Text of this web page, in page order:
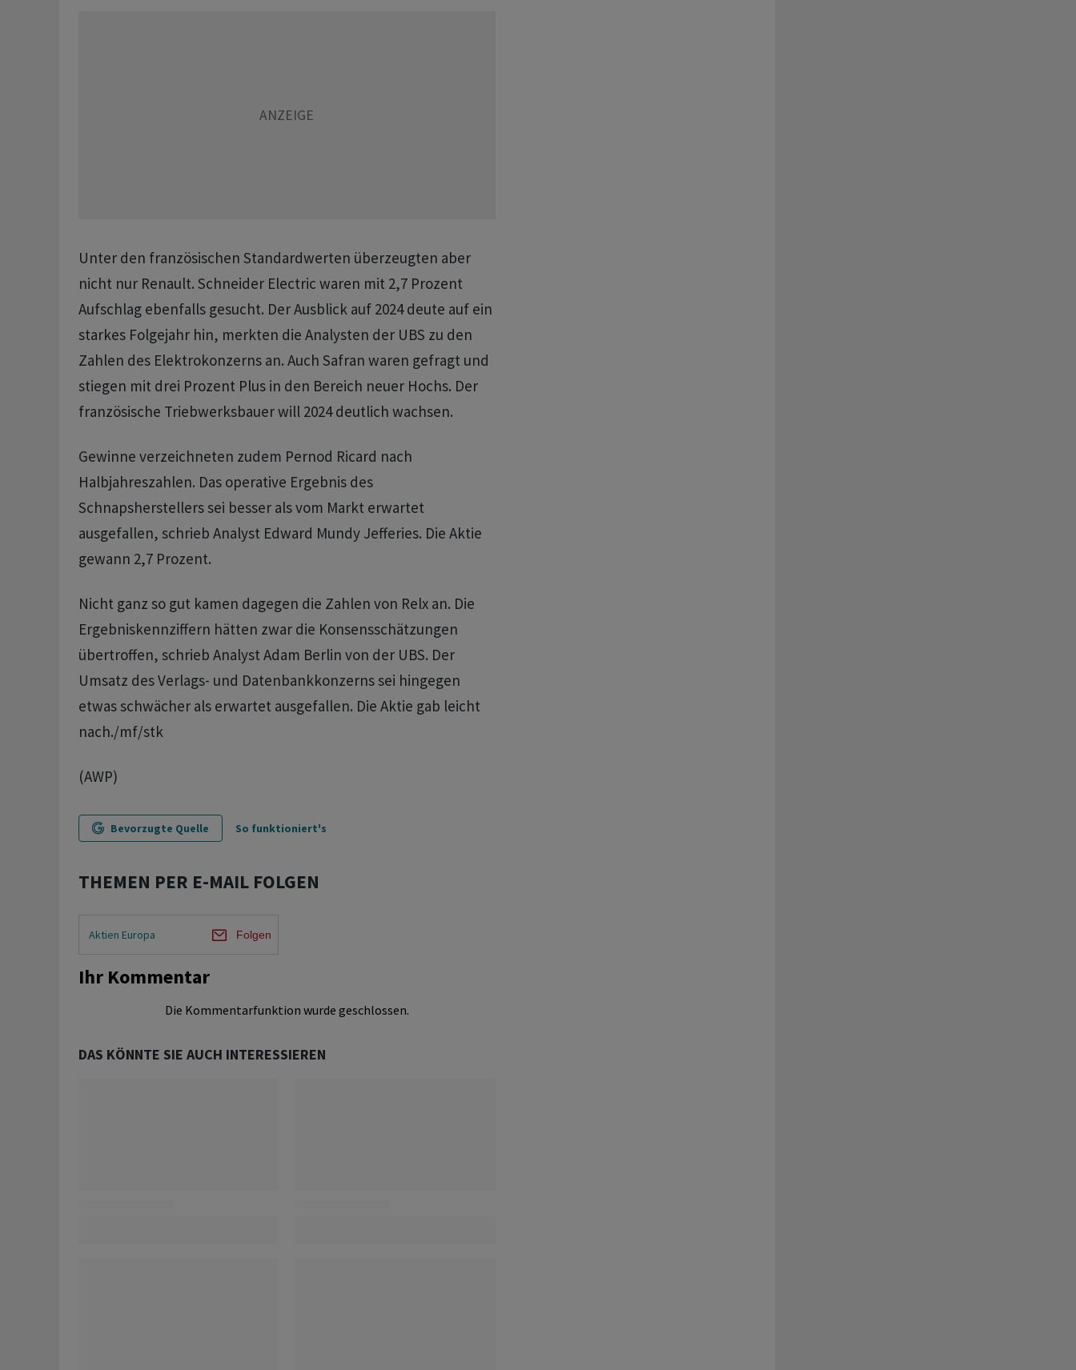
Unter den französischen Standardwerten überzeugten aber
nicht nur Renault. Schneider Electric waren mit 2,7 Prozent
Aufschlag ebenfalls gesucht. Der Ausblick auf 2024 deute auf ein
starkes Folgejahr hin, merkten die Analysten der UBS zu den
Zahlen des Elektrokonzerns an. Auch Safran waren gefragt und
stiegen mit drei Prozent Plus in den Bereich neuer Hochs. Der
französische Triebwerksbauer will 2024 deutlich wachsen.
Gewinne verzeichneten zudem Pernod Ricard nach
Halbjahreszahlen. Das operative Ergebnis des
Schnapsherstellers sei besser als vom Markt erwartet
ausgefallen, schrieb Analyst Edward Mundy Jefferies. Die Aktie
gewann 2,7 Prozent.
Nicht ganz so gut kamen dagegen die Zahlen von Relx an. Die
Ergebniskennziffern hätten zwar die Konsensschätzungen
übertroffen, schrieb Analyst Adam Berlin von der UBS. Der
Umsatz des Verlags- und Datenbankkonzerns sei hingegen
etwas schwächer als erwartet ausgefallen. Die Aktie gab leicht
nach./mf/stk
(AWP)
Bevorzugte Quelle So funktioniert's
THEMEN PER E-MAIL FOLGEN
Aktien Europa Folgen
Ihr Kommentar
Die Kommentarfunktion wurde geschlossen.
DAS KÖNNTE SIE AUCH INTERESSIEREN